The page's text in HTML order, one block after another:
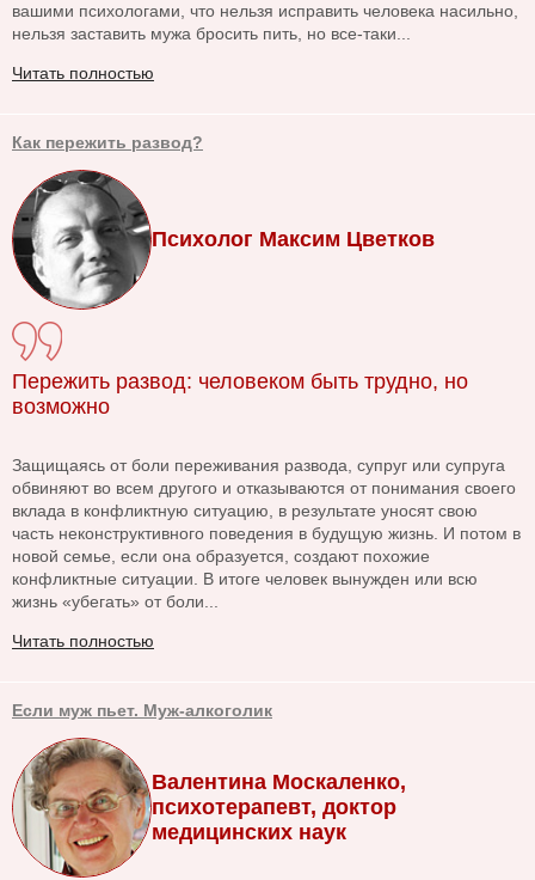
вашими психологами, что нельзя исправить человека насильно,
нельзя заставить мужа бросить пить, но все-таки...
Читать полностью
Как пережить развод?
Психолог Максим Цветков
Пережить развод: человеком быть трудно, но
возможно
Защищаясь от боли переживания развода, супруг или супруга
обвиняют во всем другого и отказываются от понимания своего
вклада в конфликтную ситуацию, в результате уносят свою
часть неконструктивного поведения в будущую жизнь. И потом в
новой семье, если она образуется, создают похожие
конфликтные ситуации. В итоге человек вынужден или всю
жизнь «убегать» от боли...
Читать полностью
Если муж пьет. Муж-алкоголик
Валентина Москаленко,
психотерапевт, доктор
медицинских наук